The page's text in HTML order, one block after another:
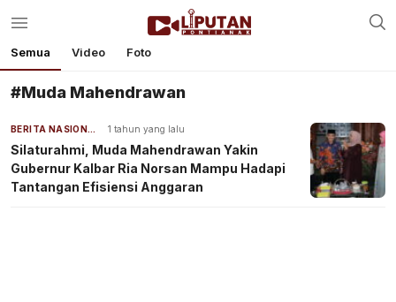
Semua Video Foto
#Muda Mahendrawan
BERITA NASIONAL 1 tahun yang lalu
Silaturahmi, Muda Mahendrawan Yakin
Gubernur Kalbar Ria Norsan Mampu Hadapi
Tantangan Efisiensi Anggaran